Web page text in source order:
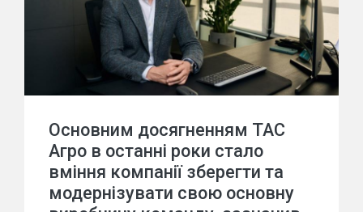
Основним досягненням ТАС
Агро в останні роки стало
вміння компанії зберегти та
модернізувати свою основну